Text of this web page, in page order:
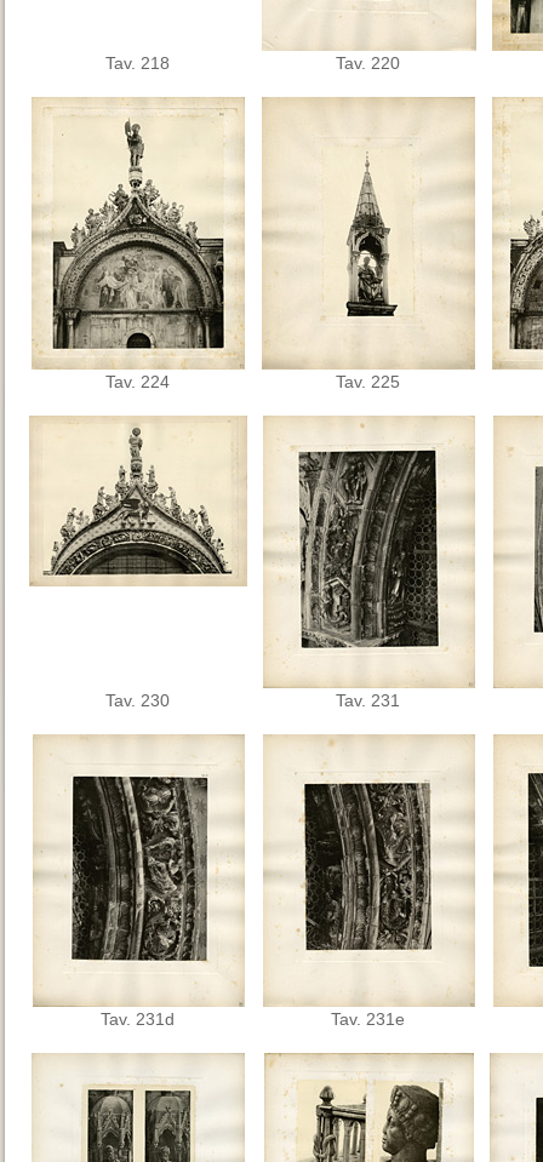
Tav. 218 Tav. 220
Tav. 224 Tav. 225
Tav. 230 Tav. 231
Tav. 231d Tav. 231e